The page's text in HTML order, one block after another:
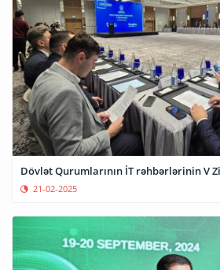
Dövlət Qurumlarının İT rəhbərlərinin V
21-02-2025